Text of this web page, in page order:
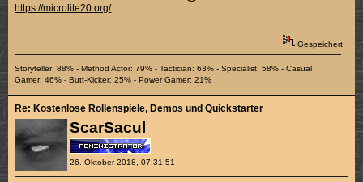
https://microlite20.org/
Gespeichert
Storyteller: 88% - Method Actor: 79% - Tactician: 63% - Specialist: 58% - Casual
Gamer: 46% - Butt-Kicker: 25% - Power Gamer: 21%
ScarSacul
26. Oktober 2018, 07:31:51
Re: Kostenlose Rollenspiele, Demos und Quickstarter